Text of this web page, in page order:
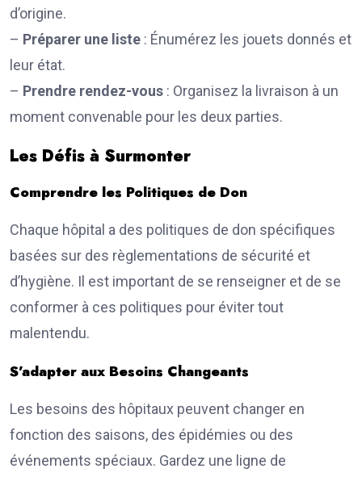
d’origine.
– Préparer une liste : Énumérez les jouets donnés et
leur état.
– Prendre rendez-vous : Organisez la livraison à un
moment convenable pour les deux parties.
Les Défis à Surmonter
Comprendre les Politiques de Don
Chaque hôpital a des politiques de don spécifiques
basées sur des règlementations de sécurité et
d’hygiène. Il est important de se renseigner et de se
conformer à ces politiques pour éviter tout
malentendu.
S’adapter aux Besoins Changeants
Les besoins des hôpitaux peuvent changer en
fonction des saisons, des épidémies ou des
événements spéciaux. Gardez une ligne de